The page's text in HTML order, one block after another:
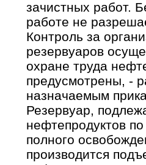
зачистных работ.
работе не
Контроль за
резервуаров
охране труда
предусмотрены, -
назначаемым
Резервуар,
нефтепродуктов
полного
производится